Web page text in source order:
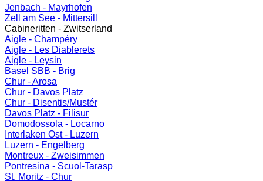
Jenbach - Mayrhofen
Zell am See - Mittersill
Cabineritten - Zwitserland
Aigle - Champéry
Aigle - Les Diablerets
Aigle - Leysin
Basel SBB - Brig
Chur - Arosa
Chur - Davos Platz
Chur - Disentis/Mustér
Davos Platz - Filisur
Domodossola - Locarno
Interlaken Ost - Luzern
Luzern - Engelberg
Montreux - Zweisimmen
Pontresina - Scuol-Tarasp
St. Moritz - Chur